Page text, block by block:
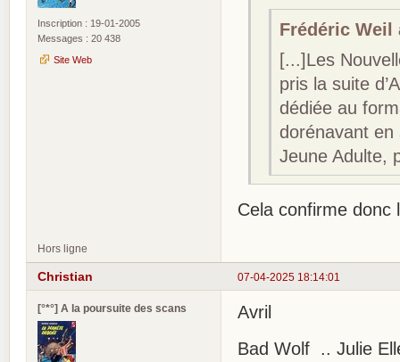
Inscription : 19-01-2005
Messages : 20 438
Site Web
Frédéric Weil
[...]Les
pris la suite
dédiée au
dorénavant
Jeune Adulte,
Cela confirme donc
Hors ligne
07-04-2025 18:14:01
Christian
[°*°] A la poursuite des scans
Avril
Bad Wolf .. Julie